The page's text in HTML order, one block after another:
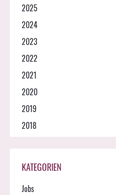
2025
2024
2023
2022
2021
2020
2019
2018
KATEGORIEN
Jobs